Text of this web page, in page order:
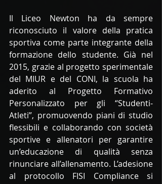
Il Liceo Newton ha da sempre
riconosciuto il valore della pratica
sportiva come parte integrante della
formazione dello studente. Già nel
2015, grazie al progetto sperimentale
del MIUR e del CONI, la scuola ha
aderito al Progetto Formativo
Personalizzato per gli “Studenti-
Atleti”, promuovendo piani di studio
flessibili e collaborando con società
sportive e allenatori per garantire
un’educazione di qualità senza
rinunciare all’allenamento. L’adesione
al protocollo FISI Compliance si